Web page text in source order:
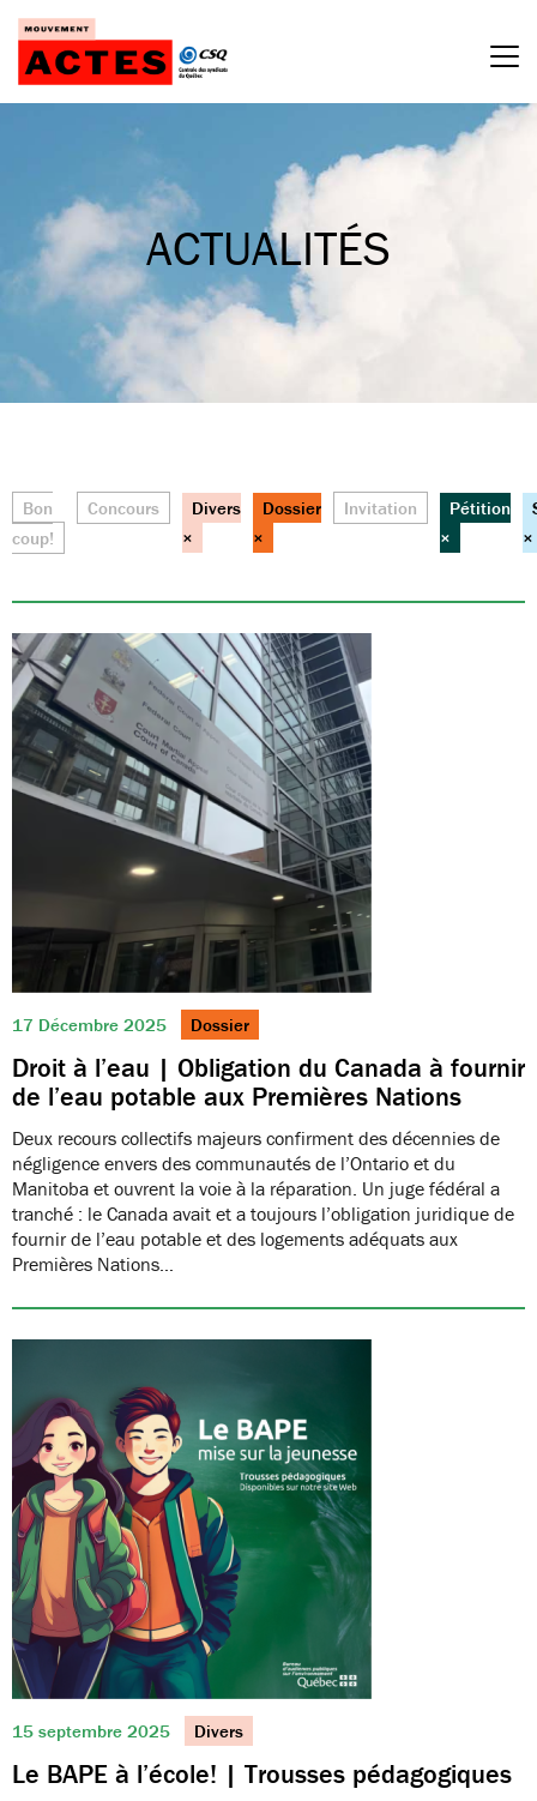
Passer
contenu
ACTUALITÉS
17 Décembre 2025 Dossier
Droit à l’eau | Obligation du Canada à fournir
de l’eau potable aux Premières Nations
Deux recours collectifs majeurs confirment des décennies de
négligence envers des communautés de l’Ontario et du
Manitoba et ouvrent la voie à la réparation. Un juge fédéral a
tranché : le Canada avait et a toujours l’obligation juridique de
fournir de l’eau potable et des logements adéquats aux
Premières Nations…
15 septembre 2025 Divers
Le BAPE à l’école! | Trousses pédagogiques
Bon
coup!
Concours
Divers
×
Dossier
×
Invitation
Pétition
×
×